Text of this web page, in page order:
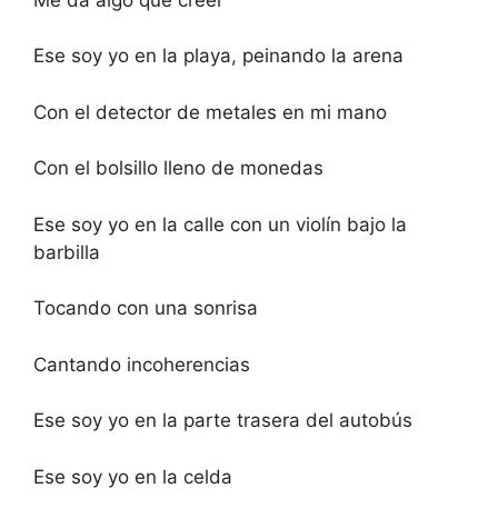
Ese soy yo en la playa, peinando la arena
Con el detector de metales en mi mano
Con el bolsillo lleno de monedas
Ese soy yo en la calle con un violín bajo la
barbilla
Tocando con una sonrisa
Cantando incoherencias
Ese soy yo en la parte trasera del autobús
Ese soy yo en la celda